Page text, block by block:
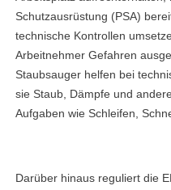
Schutzausrüstung (PSA)
technische Kontrollen
Arbeitnehmer Gefahren
Staubsauger helfen bei
sie Staub, Dämpfe und
Aufgaben wie Schleifen,
Darüber hinaus reguliert die